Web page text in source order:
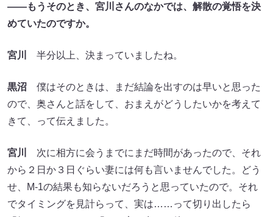
――もうそのとき、宮川さんのなかでは、解散の覚悟を決
めていたのですか。
宮川 半分以上、決まっていましたね。
黒沼 僕はそのときは、まだ結論を出すのは早いと思った
ので、奥さんと話をして、おまえがどうしたいかを考えて
きて、って伝えました。
宮川
次に相方に会うまでにまだ時間があったので、それ
から２日か３日ぐらい妻には何も言いませんでした。どう
せ、M-1の結果も知らないだろうと思っていたので。それ
でタイミングを見計らって、実は……って切り出したら